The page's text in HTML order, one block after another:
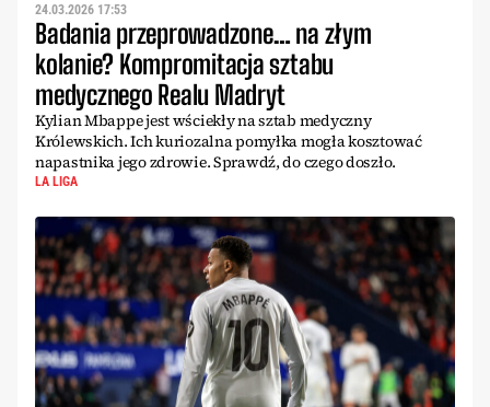
24.03.2026 17:53
Badania przeprowadzone… na złym
kolanie? Kompromitacja sztabu
medycznego Realu Madryt
Kylian Mbappe jest wściekły na sztab medyczny
Królewskich. Ich kuriozalna pomyłka mogła kosztować
napastnika jego zdrowie. Sprawdź, do czego doszło.
LA LIGA